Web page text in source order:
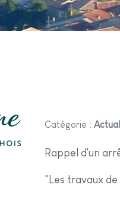
Catégorie :
Rappel d'un
"Les travaux